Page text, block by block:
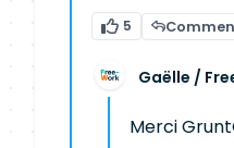
5
Gaëlle /
Merci